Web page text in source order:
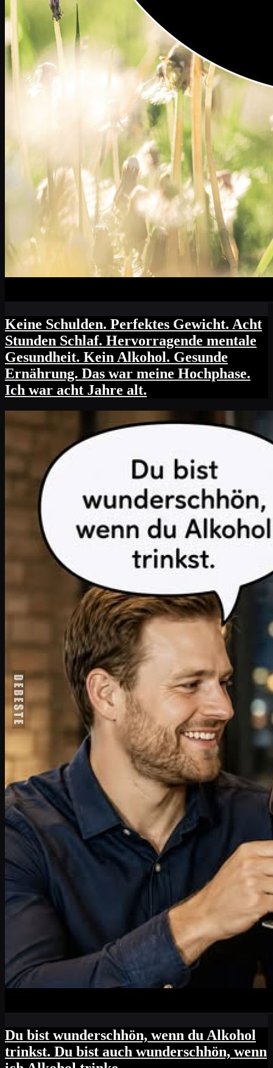
Keine Schulden. Perfektes Gewicht. Acht
Stunden Schlaf. Hervorragende mentale
Gesundheit. Kein Alkohol. Gesunde
Ernährung. Das war meine Hochphase.
Ich war acht Jahre alt.
Du bist wunderschhön, wenn du Alkohol
trinkst. Du bist auch wunderschhön, wenn